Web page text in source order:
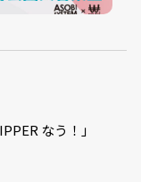
なう！」